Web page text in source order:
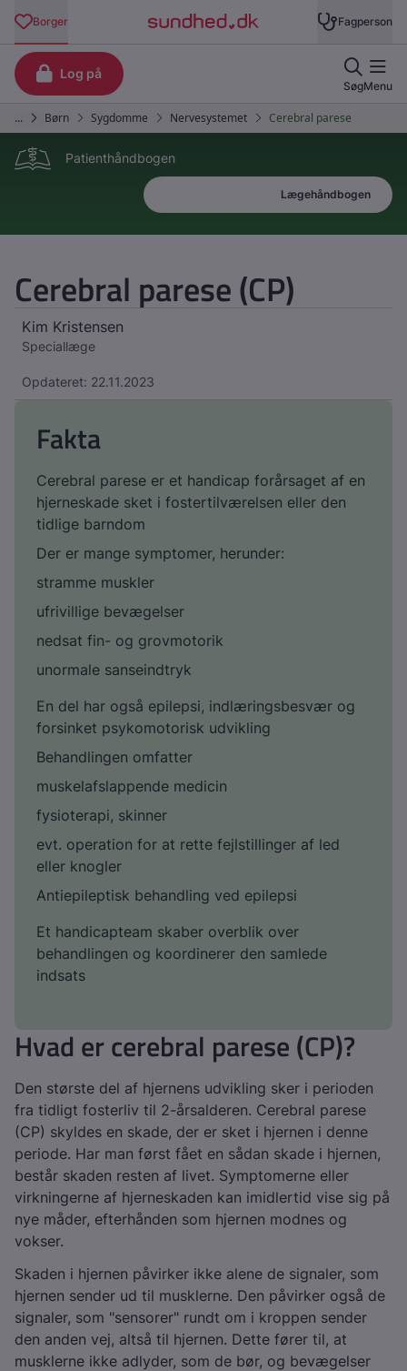
Patienthåndbogen
Lægehåndbogen
Cerebral parese (CP)
Kim Kristensen
Speciallæge
Opdateret: 22.11.2023
Fakta
Cerebral parese er et handicap forårsaget af en
hjerneskade sket i fostertilværelsen eller den
tidlige barndom
Der er mange symptomer, herunder:
stramme muskler
ufrivillige bevægelser
nedsat fin- og grovmotorik
unormale sanseindtryk
En del har også epilepsi, indlæringsbesvær og
forsinket psykomotorisk udvikling
Behandlingen omfatter
muskelafslappende medicin
fysioterapi, skinner
evt. operation for at rette fejlstillinger af led
eller knogler
Antiepileptisk behandling ved epilepsi
Et handicapteam skaber overblik over
behandlingen og koordinerer den samlede
indsats
Hvad er cerebral parese (CP)?
Den største del af hjernens udvikling sker i perioden
fra tidligt fosterliv til 2-årsalderen. Cerebral parese
(CP) skyldes en skade, der er sket i hjernen i denne
periode. Har man først fået en sådan skade i hjernen,
består skaden resten af livet. Symptomerne eller
virkningerne af hjerneskaden kan imidlertid vise sig på
nye måder, efterhånden som hjernen modnes og
vokser.
Skaden i hjernen påvirker ikke alene de signaler, som
hjernen sender ud til musklerne. Den påvirker også de
signaler, som "sensorer" rundt om i kroppen sender
den anden vej, altså til hjernen. Dette fører til, at
musklerne ikke adlyder, som de bør, og bevægelser